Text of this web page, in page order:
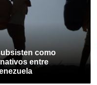
como
entre